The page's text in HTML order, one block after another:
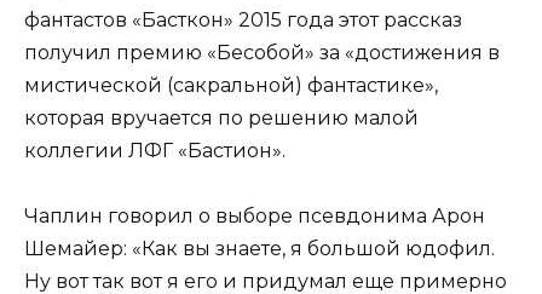
фантастов «Басткон» 2015 года этот рассказ
получил премию «Бесобой» за «достижения в
мистической (сакральной) фантастике»,
которая вручается по решению малой
коллегии ЛФГ «Бастион».
Чаплин говорил о выборе псевдонима Арон
Шемайер: «Как вы знаете, я большой юдофил.
Ну вот так вот я его и придумал еще примерно